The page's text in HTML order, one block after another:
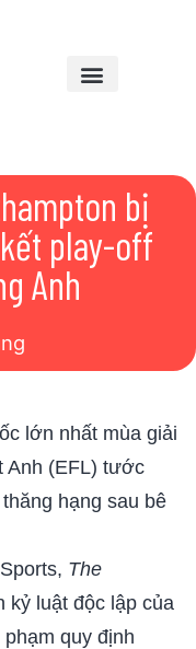
bị
play-off
Anh
lớn nhất mùa giải
Anh (EFL) tước
hạng sau bê
The
kỷ luật độc lập của
quy định